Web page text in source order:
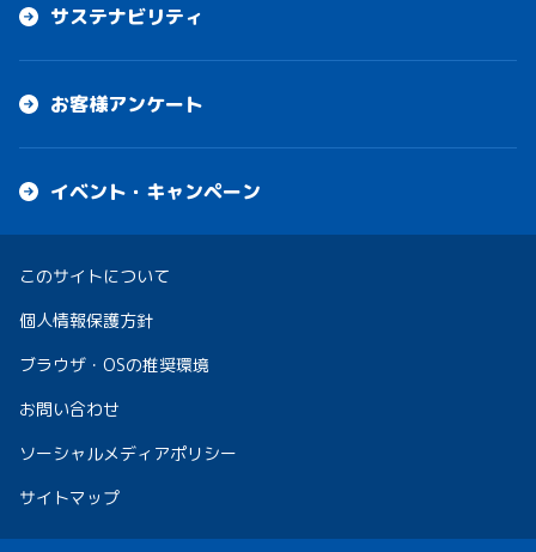
サステナビリティ
お客様アンケート
イベント・キャンペーン
このサイトについて
個人情報保護方針
ブラウザ・OSの推奨環境
お問い合わせ
ソーシャルメディアポリシー
サイトマップ